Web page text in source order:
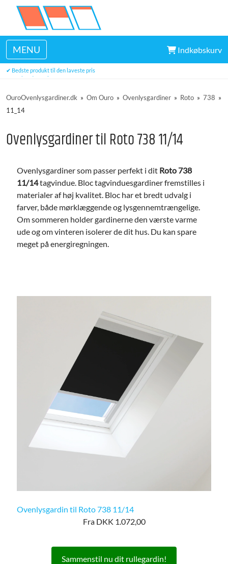
MENU Indkøbskurv
✔ Levering inden for 7-9 hverdage
✔ Bedste produkt til den laveste pris
✔ Top kundeservice
OuroOvenlysgardiner.dk » Om Ouro » Ovenlysgardiner » Roto » 738 »
11_14
Ovenlysgardiner til Roto 738 11/14
Ovenlysgardiner som passer perfekt i dit Roto 738
11/14tagvindue. Bloc tagvinduesgardiner fremstilles i
materialer af høj kvalitet. Bloc har et bredt udvalg i
farver, både mørklæggende og lysgennemtrængelige.
Om sommeren holder gardinerne den værste varme
ude og om vinteren isolerer de dit hus. Du kan spare
meget på energiregningen.
Ovenlysgardin til Roto 738 11/14
Fra DKK 1.072,00
Sammenstil nu dit rullegardin!